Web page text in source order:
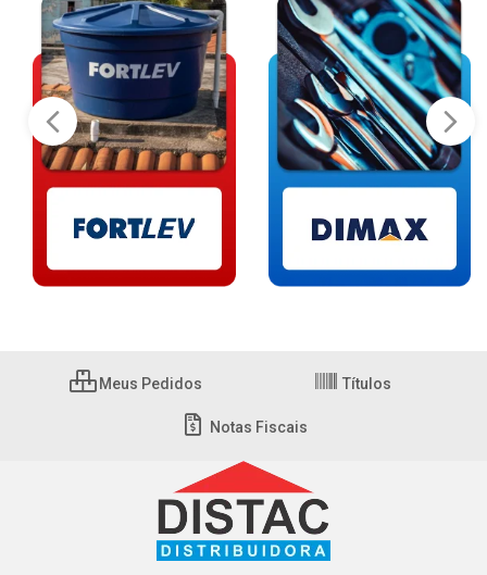
Meus Pedidos Títulos
Notas Fiscais